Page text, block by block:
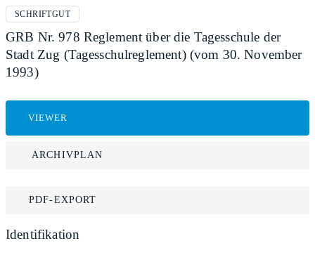
SCHRIFTGUT
GRB Nr. 978 Reglement über die Tagesschule der
Stadt Zug (Tagesschulreglement) (vom 30. November
1993)
VIEWER
ARCHIVPLAN
PDF-EXPORT
Identifikation